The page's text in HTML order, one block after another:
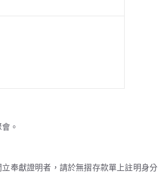
。
奉獻證明者，請於無摺存款單上註明身分